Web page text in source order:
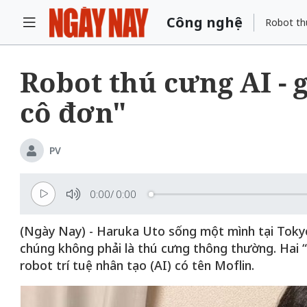
Công nghệ Robot
Robot thú cưng AI -
cô đơn"
PV
0:00/ 0:00
(Ngày Nay) - Haruka Uto sống một mình tại
chúng không phải là thú cưng thông thường. Hai
robot trí tuệ nhân tạo (AI) có tên Moflin.